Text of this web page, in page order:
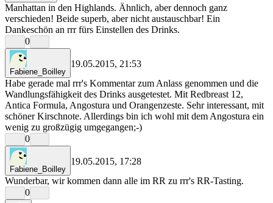
Manhattan in den Highlands. Ähnlich, aber dennoch ganz
verschieden! Beide superb, aber nicht austauschbar! Ein
Dankeschön an rrr fürs Einstellen des Drinks.
0
Fabiene_Boilley
19.05.2015, 21:53
Habe gerade mal rrr's Kommentar zum Anlass genommen und die
Wandlungsfähigkeit des Drinks ausgetestet. Mit Redbreast 12,
Antica Formula, Angostura und Orangenzeste. Sehr interessant, mit
schöner Kirschnote. Allerdings bin ich wohl mit dem Angostura ein
wenig zu großzügig umgegangen;-)
0
Fabiene_Boilley
19.05.2015, 17:28
Wunderbar, wir kommen dann alle im RR zu rrr's RR-Tasting.
0